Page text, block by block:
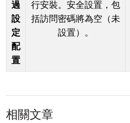
過
設
定
配
置
行安裝。安全設置，包
括訪問密碼將為空（未
設置）。
相關文章